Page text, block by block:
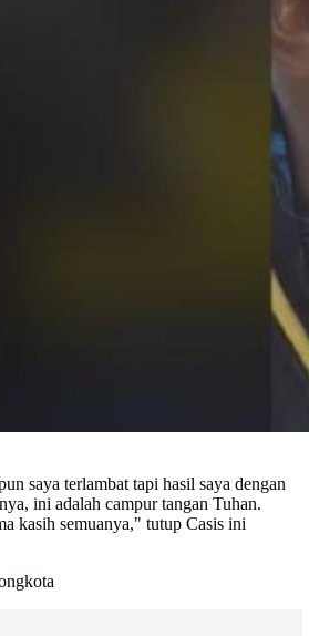
saya terlambat tapi hasil saya dengan
ini adalah campur tangan Tuhan.
kasih semuanya," tutup Casis ini